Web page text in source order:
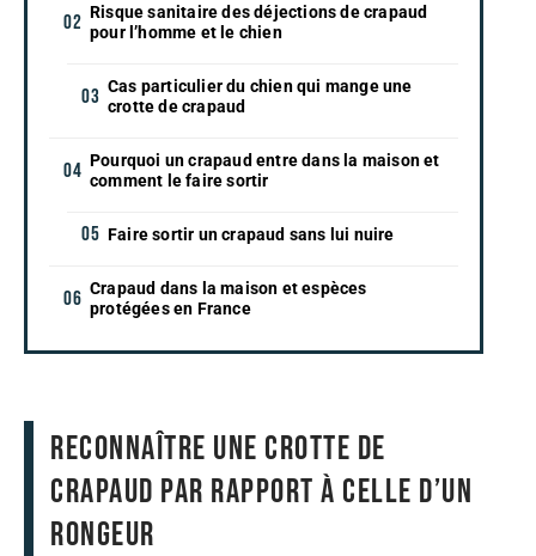
Risque sanitaire des déjections de crapaud
pour l’homme et le chien
Cas particulier du chien qui mange une
crotte de crapaud
Pourquoi un crapaud entre dans la maison et
comment le faire sortir
Faire sortir un crapaud sans lui nuire
Crapaud dans la maison et espèces
protégées en France
Reconnaître une crotte de
crapaud par rapport à celle d’un
rongeur